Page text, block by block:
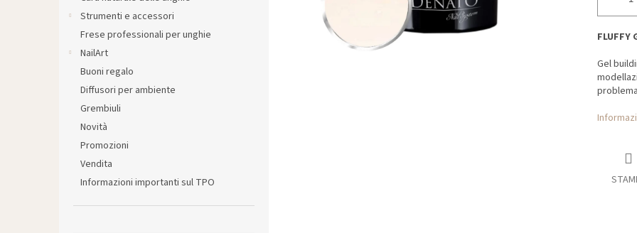
Strumenti e accessori
Frese professionali per unghie
NailArt
Buoni regalo
Diffusori per ambiente
Grembiuli
Novità
Promozioni
Vendita
Informazioni importanti sul TPO
FLUFFY
Gel